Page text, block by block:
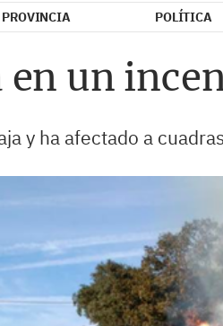
PROVINCIA POLÍTICA
en un
y ha afectado a